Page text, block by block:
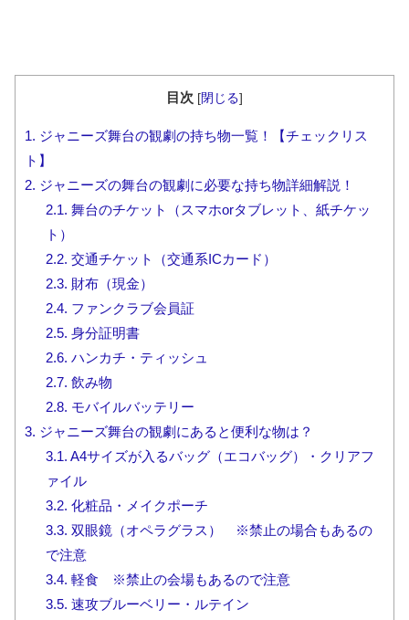
目次 [閉じる]
1. ジャニーズ舞台の観劇の持ち物一覧！【チェックリス
ト】
2. ジャニーズの舞台の観劇に必要な持ち物詳細解説！
2.1. 舞台のチケット（スマホorタブレット、紙チケッ
ト）
2.2. 交通チケット（交通系ICカード）
2.3. 財布（現金）
2.4. ファンクラブ会員証
2.5. 身分証明書
2.6. ハンカチ・ティッシュ
2.7. 飲み物
2.8. モバイルバッテリー
3. ジャニーズ舞台の観劇にあると便利な物は？
3.1. A4サイズが入るバッグ（エコバッグ）・クリアフ
ァイル
3.2. 化粧品・メイクポーチ
3.3. 双眼鏡（オペラグラス） ※禁止の場合もあるの
で注意
3.4. 軽食 ※禁止の会場もあるので注意
3.5. 速攻ブルーベリー・ルテイン